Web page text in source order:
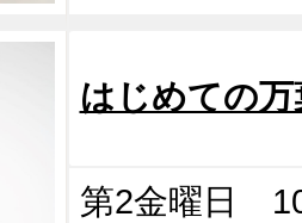
はじめての万
第2金曜日